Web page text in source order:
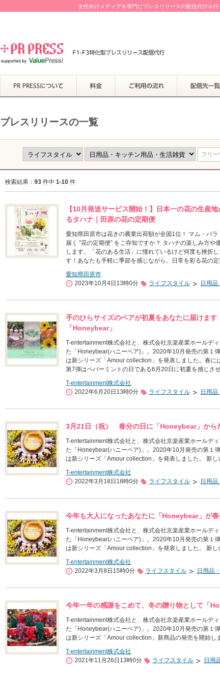
女性向けメディアを専門にプレスリリースの配信代行を
プレスリリースの一覧
フリ
検索結果： 93 件中 1-10 件
【10月発送サービス開始！】日本一の花の生産
るタハナ｜田原の花の定期便
愛知県田原市は花きの農業出荷額が全国1位！ マム・バ
届く ”花の定期便” をご存知ですか？ タハナの楽しみ方
します。「花のある生活」に憧れているけど何度も挫折
す！あなたも手軽に季節を感じながら、日常を彩る花の
愛知県田原市
2023年10月4日13時0分
ライフスタイル 日用
手のひらサイズのベアが初夏をあなたに届けま
「Honeybear」
T-entertainment株式会社と、株式会社京楽産業ホールデ
た「Honeybear(ハニーベア)」。2020年10月発売の第１
は新シリーズ「Amour collection」を発表しました。春
第7弾はペパーミントの日である6月20日に初夏を感じさ
T-entertainment株式会社
2022年6月20日13時0分
ライフスタイル 日用
3月21日（祝） 春分の日に「Honeybear」から
T-entertainment株式会社と、株式会社京楽産業ホールデ
た「Honeybear(ハニーベア)」。2020年10月発売の第１
は新シリーズ「Amour collection」を発表しました。 新
T-entertainment株式会社
2022年3月18日18時0分
ライフスタイル 日用
今年も大人になったあなたに「Honeybear」が
T-entertainment株式会社と、株式会社京楽産業ホールデ
た「Honeybear(ハニーベア)」。2020年10月発売の第１
は新シリーズ「Amour collection」を発表しました。 新
T-entertainment株式会社
2022年3月8日15時0分
ライフスタイル 日用品
今年一年の感謝をこめて、冬の贈り物として「
T-entertainment株式会社と、株式会社京楽産業ホールデ
た「Honeybear(ハニーベア)」。2020年10月発売の第１
は新シリーズ「Amour collection」新商品の発売を開始し
T-entertainment株式会社
2021年11月26日13時0分
ライフスタイル 日用